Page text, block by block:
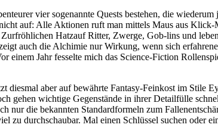
vier sogenannte Quests bestehen, die
auf: Alle Aktionen ruft man mittels Maus aus
Hatzauf Ritter, Zwerge, Gob-lins und
auch die Alchimie nur Wirkung, wenn sich
einem Jahr fesselte mich das Science-Fiction
aber auf bewährte Fantasy-Feinkost im Stile
gehen wichtige Gegenstände in ihrer Detailfülle
nur die bekannten Standardformeln zum
durchschaubar. Mal einen Schlüssel suchen oder